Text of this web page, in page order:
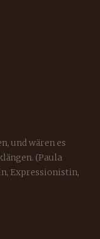
und wären es
(Paula
Expressionistin,